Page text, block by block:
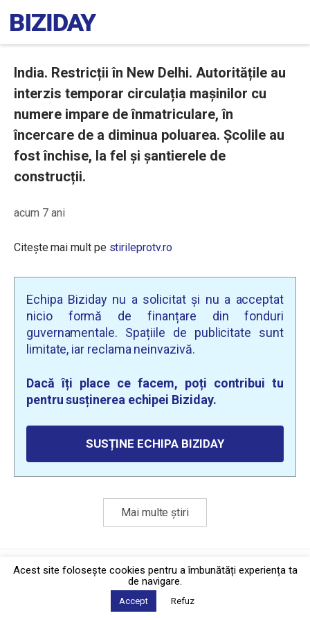
India. Restricții în New Delhi. Autoritățile au
interzis temporar circulația mașinilor cu
numere impare de înmatriculare, în
încercare de a diminua poluarea. Școlile au
fost închise, la fel și șantierele de
construcții.
acum 7 ani
Citește mai mult pe stirileprotv.ro
Echipa Biziday nu a solicitat și nu a acceptat
nicio formă de finanțare din fonduri
guvernamentale. Spațiile de publicitate sunt
limitate, iar reclama neinvazivă.
Dacă îți place ce facem, poți contribui tu
pentru susținerea echipei Biziday.
SUSȚINE ECHIPA BIZIDAY
Mai multe știri
Politica de confidențialitate·Contact
2026 © Biziday
Acest site foloseşte cookies pentru a îmbunătăți experiența ta
de navigare.
Accept Refuz